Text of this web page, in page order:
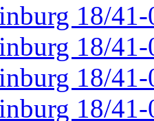
18/41-
18/41-
18/41-
18/41-